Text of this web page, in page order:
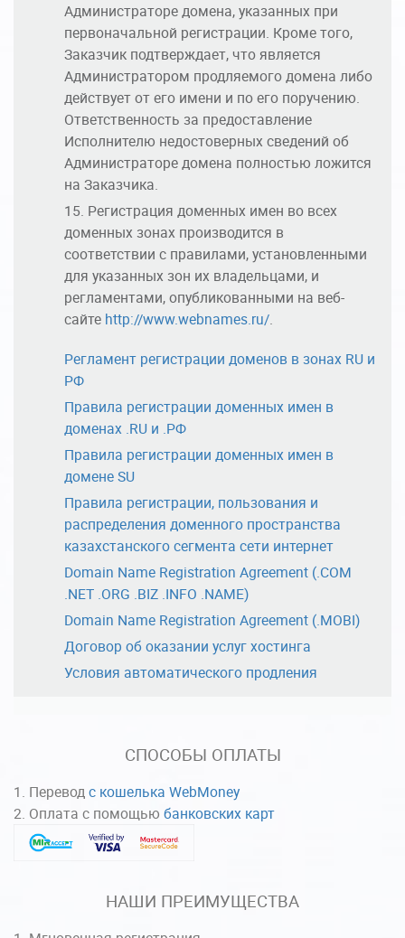
Администраторе домена, указанных при
первоначальной регистрации. Кроме того,
Заказчик подтверждает, что является
Администратором продляемого домена либо
действует от его имени и по его поручению.
Ответственность за предоставление
Исполнителю недостоверных сведений об
Администраторе домена полностью ложится
на Заказчика.
Регистрация доменных имен во всех
доменных зонах производится в
соответствии с правилами, установленными
для указанных зон их владельцами, и
регламентами, опубликованными на веб-
сайте http://www.webnames.ru/.
Регламент регистрации доменов в зонах RU и
РФ
Правила регистрации доменных имен в
доменах .RU и .РФ
Правила регистрации доменных имен в
домене SU
Правила регистрации, пользования и
распределения доменного пространства
казахстанского сегмента сети интернет
Domain Name Registration Agreement (.COM
.NET .ORG .BIZ .INFO .NAME)
Domain Name Registration Agreement (.MOBI)
Договор об оказании услуг хостинга
Условия автоматического продления
СПОСОБЫ ОПЛАТЫ
Переводс кошелька WebMoney
Оплата с помощью банковских карт
НАШИ ПРЕИМУЩЕСТВА